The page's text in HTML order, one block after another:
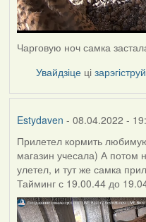
Чарговую ноч самка
Увайдзіце ці
Estydaven - 08.04.2022 -
Прилетел кормить
магазин учесала) А потом
улетел, и тут же самка
Тайминг с 19.00.44 до